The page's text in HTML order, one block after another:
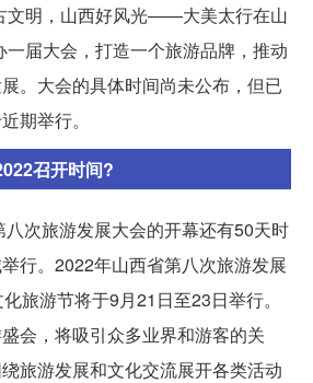
文明，山西好风光——大美太行在山
一届大会，打造一个旅游品牌，推动
。大会的具体时间尚未公布，但已
期举行。
召开时间?
次旅游发展大会的开幕还有50天时
行。2022年山西省第八次旅游发展
旅游节将于9月21日至23日举行。
会，将吸引众多业界和游客的关
旅游发展和文化交流展开各类活动